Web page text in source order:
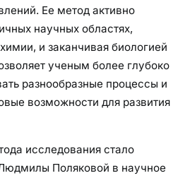
Ее метод активно
научных областях,
и заканчивая биологией
ученым более глубоко
разнообразные процессы и
возможности для развития
исследования стало
Поляковой в научное